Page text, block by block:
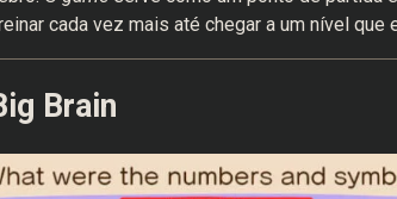
cada vez mais até chegar a um nível
Brain